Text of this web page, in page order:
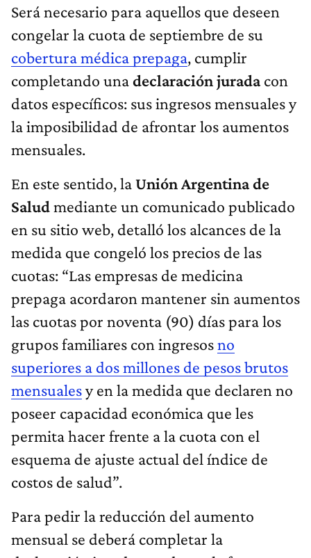
Será necesario para aquellos que deseen
congelar la cuota de septiembre de su
cobertura médica prepaga, cumplir
completando unadeclaración juradacon
datos específicos: sus ingresos mensuales y
la imposibilidad de afrontar los aumentos
mensuales.
En este sentido, laUnión Argentina de
Saludmediante un comunicado publicado
en su sitio web, detalló los alcances de la
medida que congeló los precios de las
cuotas: “Las empresas de medicina
prepaga acordaron mantener sin aumentos
las cuotas por noventa (90) días para los
grupos familiares con ingresosno
superiores a dos millones de pesos brutos
mensualesy en la medida que declaren no
poseer capacidad económica que les
permita hacer frente a la cuota con el
esquema de ajuste actual del índice de
costos de salud”.
Para pedir la reducción del aumento
mensual se deberá completar la